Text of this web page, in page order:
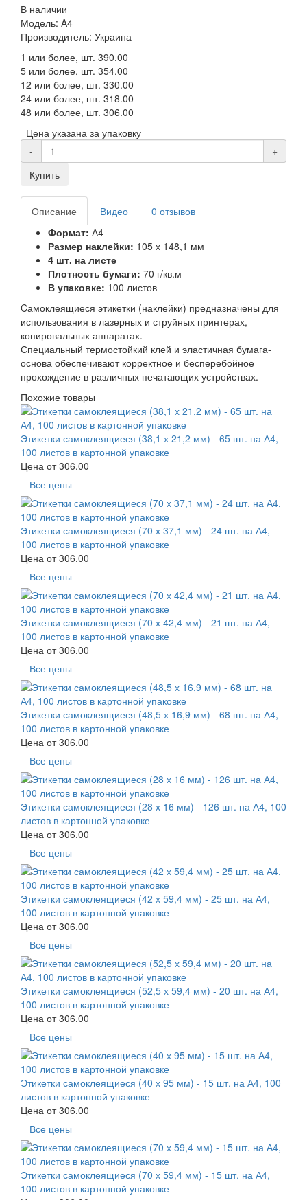
В наличии
Модель: A4
Производитель: Украина
1 или более, шт. 390.00
5 или более, шт. 354.00
12 или более, шт. 330.00
24 или более, шт. 318.00
48 или более, шт. 306.00
Цена указана за упаковку
-
+
Купить
Описание Видео
0 отзывов
Формат: А4
Размер наклейки: 105 х 148,1 мм
4 шт. на листе
Плотность бумаги: 70 г/кв.м
В упаковке: 100 листов
Cамоклеящиеся этикетки (наклейки) предназначены для
использования в лазерных и струйных принтерах,
копировальных аппаратах.
Специальный термостойкий клей и эластичная бумага-
основа обеспечивают корректное и бесперебойное
прохождение в различных печатающих устройствах.
Похожие товары
Этикетки самоклеящиеся (38,1 х 21,2 мм) - 65 шт. на А4,
100 листов в картонной упаковке
Цена от306.00
Все цены
Этикетки самоклеящиеся (70 х 37,1 мм) - 24 шт. на А4,
100 листов в картонной упаковке
Цена от306.00
Все цены
Этикетки самоклеящиеся (70 х 42,4 мм) - 21 шт. на А4,
100 листов в картонной упаковке
Цена от306.00
Все цены
Этикетки самоклеящиеся (48,5 х 16,9 мм) - 68 шт. на А4,
100 листов в картонной упаковке
Цена от306.00
Все цены
Этикетки самоклеящиеся (28 х 16 мм) - 126 шт. на А4, 100
листов в картонной упаковке
Цена от306.00
Все цены
Этикетки самоклеящиеся (42 х 59,4 мм) - 25 шт. на А4,
100 листов в картонной упаковке
Цена от306.00
Все цены
Этикетки самоклеящиеся (52,5 х 59,4 мм) - 20 шт. на А4,
100 листов в картонной упаковке
Цена от306.00
Все цены
Этикетки самоклеящиеся (40 х 95 мм) - 15 шт. на А4, 100
листов в картонной упаковке
Цена от306.00
Все цены
Этикетки самоклеящиеся (70 х 59,4 мм) - 15 шт. на А4,
100 листов в картонной упаковке